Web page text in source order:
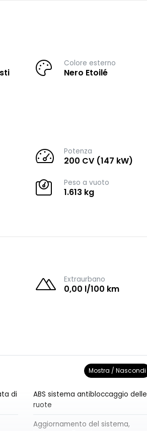
Colore esterno
Nero Etoilé
Potenza
200 CV (147 kW)
Peso a vuoto
1.613 kg
Extraurbano
0,00 l/100 km
Mostra / Nascondi
di
ABS sistema antibloccaggio delle
ruote
Aggiornamento del sistema,